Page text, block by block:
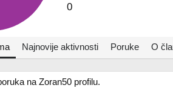
0
Najnovije aktivnosti Poruke O
na Zoran50 profilu.